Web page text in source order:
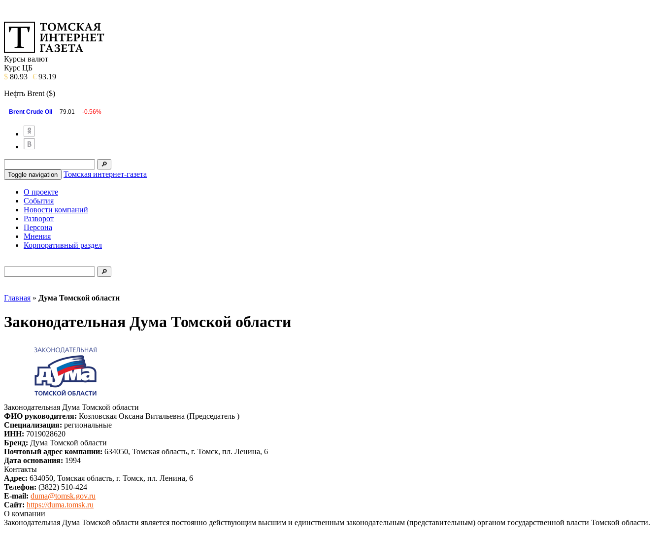
Курсы валют
Курс ЦБ
$ 80.93 € 93.19
Нефть Brent ($)
Brent Crude Oil 79.01 -0.56%
Toggle navigation Томская интернет-газета
О проекте
События
Новости компаний
Разворот
Персона
Мнения
Корпоративный раздел
Главная » Дума Томской области
Законодательная Дума Томской области
Законодательная Дума Томской области
ФИО руководителя: Козловская Оксана Витальевна (Председатель )
Специализация: региональные
ИНН: 7019028620
Бренд: Дума Томской области
Почтовый адрес компании: 634050, Томская область, г. Томск, пл. Ленина, 6
Дата основания: 1994
Контакты
Адрес: 634050, Томская область, г. Томск, пл. Ленина, 6
Телефон: (3822) 510-424
E-mail: duma@tomsk.gov.ru
Сайт: https://duma.tomsk.ru
О компании
Законодательная Дума Томской области является постоянно действующим высшим и единственным законодательным (представительным) органом государственной власти Томской области.